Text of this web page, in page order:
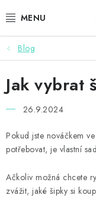
na
ŠIPKY
TERČE
DOPLŇKY K TERČI
LETKY
NÁSADKY
Blog
Jak vybrat
26.9.2024
Pokud jste nováčkem
potřebovat, je vlastní
Ačkoliv možná chcete
zvážit, jaké šipky si